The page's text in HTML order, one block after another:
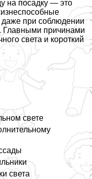
на посадку — это
даже при соблюдении
Главными причинами
света и короткий
свете
света